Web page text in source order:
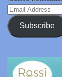
Email
Address
Subscribe